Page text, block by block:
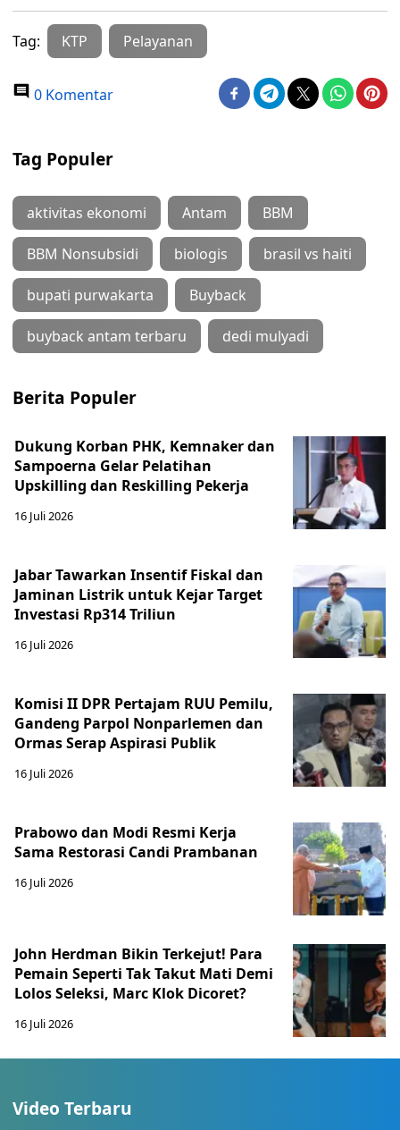
Tag: KTP Pelayanan
0 Komentar
Tag Populer
aktivitas ekonomi Antam BBM
BBM Nonsubsidi biologis brasil vs haiti
bupati purwakarta Buyback
buyback antam terbaru dedi mulyadi
Berita Populer
Dukung Korban PHK, Kemnaker dan
Sampoerna Gelar Pelatihan
Upskilling dan Reskilling Pekerja
16 Juli 2026
Jabar Tawarkan Insentif Fiskal dan
Jaminan Listrik untuk Kejar Target
Investasi Rp314 Triliun
16 Juli 2026
Komisi II DPR Pertajam RUU Pemilu,
Gandeng Parpol Nonparlemen dan
Ormas Serap Aspirasi Publik
16 Juli 2026
Prabowo dan Modi Resmi Kerja
Sama Restorasi Candi Prambanan
16 Juli 2026
John Herdman Bikin Terkejut! Para
Pemain Seperti Tak Takut Mati Demi
Lolos Seleksi, Marc Klok Dicoret?
16 Juli 2026
Video Terbaru